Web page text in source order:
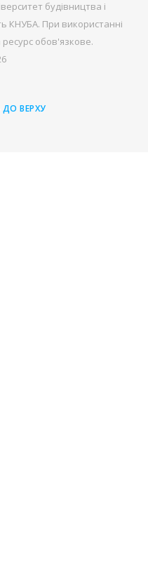
будівництва і
КНУБА. При використанні
ресурс обов'язкове.
ВЕРХУ